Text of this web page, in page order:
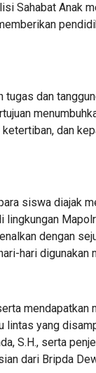
Sahabat Anak
tugas dan
dan
siswa diajak
lingkungan
dengan
hari digunakan
mendapatkan
lintas yang
S.H., serta
dari Bripda